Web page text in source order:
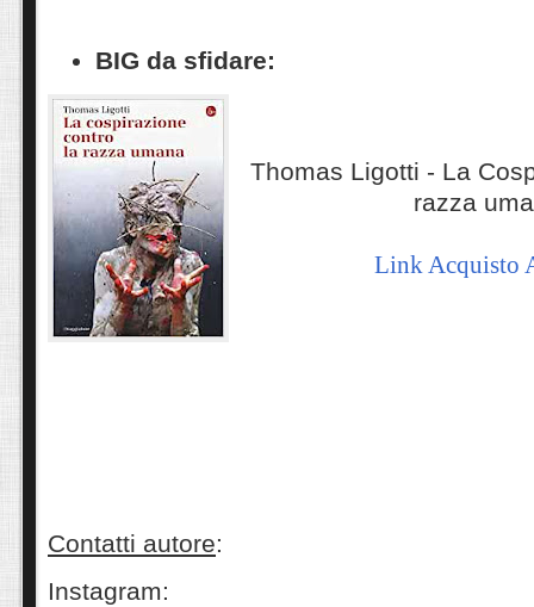
BIG da sfidare:
Thomas Ligotti - La
razza
Link Acquisto
Contatti autore:
Instagram: